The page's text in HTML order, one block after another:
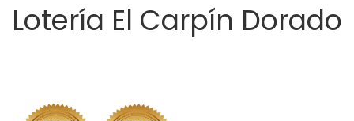
Lotería El Carpín Dorado